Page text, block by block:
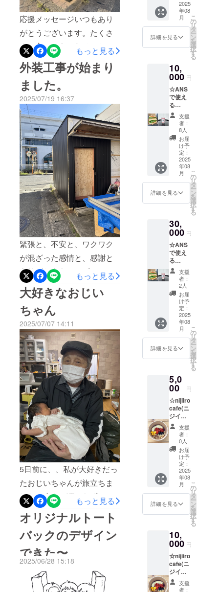
応援メッセージいつもあり
がとうございます。たくさ
んの心のこもったメッセー
ジを受け取り、いつも涙が
出ます。本当にありがとう
ございます。まだまだ、最
終まで、諦めず、頑張りま
す！カッコいい外観になっ
て、嬉しい♡
もっと見る
外装工事が始まり
ました。
2025/07/19 16:37
緊張と、不安と、ワクワク
が混ざった感情と、感謝と
ありがとうもいっぱい
で。。でもまだまだ上手く
宣伝できなくて。。私頑張
れ！って気持ちでいっぱい
です。支援してくださった
皆様には、本当に感謝しか
ございません。。ありがと
うございます。ワクワクを
倍増して最後まで諦めず頑
張りたいと思います！
もっと見る
大好きなおじい
ちゃん
2025/07/07 14:11
5日前に、、私が大好きだっ
たおじいちゃんが旅立ちま
した。小さい頃からずっと
味方でいてくれて、私の話
をちゃんと聞いてくれる優
しい存在でした。だからこ
そ、今回の挑戦をちゃんと
形にして、天国のおじい
ちゃんに「見ててね」って
もっと見る
オリジナルトート
バックのデザイン
できた〜
2025/06/28 15:18
ます！
ンド
オープ
ン予定
のANS
で使え
る5,500
円分チ
です。
チケッ
トの発
送はご
ざいま
せん。
お店で
管理さ
せてい
ただき
ます。
店頭で
ご支援
した旨
をお知
らせく
ださ
子岡前
4-11-1
営業時
間：10
時〜17
時（日
曜日定
休日）
※お釣り
はでま
せん。
現金化
もでき
ませ
ん。 ※
有効期
限：
3月末ま
2025
年08
月
詳細を見る
こ
の
リ
タ
ー
ン
を
選
択
す
る
10,
000 円
☆ANS
で使え
る
11,000
円チ
ケット
（1,000
円お
得！）
8月グラ
ンド
オープ
ン予定
のANS
で使え
る
円分チ
ケット
です。
チケッ
トの発
送はご
ざいま
せん。
お店で
管理さ
せてい
ただき
ます。
店頭で
ご支援
した旨
をお知
所：姫
路市神
子岡前
4-11-1
営業時
間：10
時〜17
時（日
曜日定
休日）
※お釣り
はでま
せん。
現金化
もでき
ませ
ん。 ※
3月末ま
で
支援
者：
8人
お届
け予
定：
2025
年08
月
詳細を見る
こ
の
リ
タ
ー
ン
を
選
択
す
る
30,
000 円
☆ANS
で使え
る
33,000
円チ
ケット
（3,000
円お
得！）
8月グラ
ンド
オープ
ン予定
のANS
で使え
る
円分チ
ケット
です。
チケッ
トの発
送はご
ざいま
せん。
お店で
管理さ
せてい
ただき
ます。
店頭で
ご支援
した旨
をお知
所：姫
路市神
子岡前
4-11-1
営業時
間：10
時〜17
時（日
支援
者：
2人
お届
け予
定：
2025
年08
月
詳細を見る
こ
の
リ
タ
ー
ン
を
選
択
す
る
5,0
00 円
☆nijiiro
cafe(ニ
ジイロ
カフェ)
で使え
る5,500
円チ
ケット
（500円
得！）
nijiiro
cafe(ニ
ジイロ
カフェ)
で使え
円分チ
ケット
です。
チケッ
トの発
送はご
ざいま
せん。
支援
者：
0人
お届
け予
定：
2025
年08
月
詳細を見る
こ
の
リ
タ
ー
ン
を
選
択
す
る
10,
000 円
☆nijiiro
cafe(ニ
ジイロ
カフェ)
で使え
支援
者：